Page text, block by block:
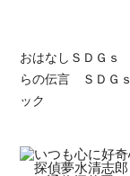
おはなしＳＤＧ
らの伝言 ＳＤＧ
ック